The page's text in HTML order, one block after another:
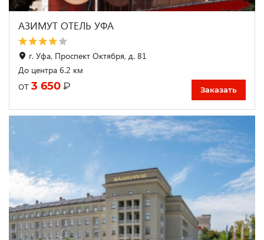
АЗИМУТ ОТЕЛЬ УФА
г. Уфа, Проспект Октября, д. 81
До центра 6.2 км
от 3 650 ₽ Заказать